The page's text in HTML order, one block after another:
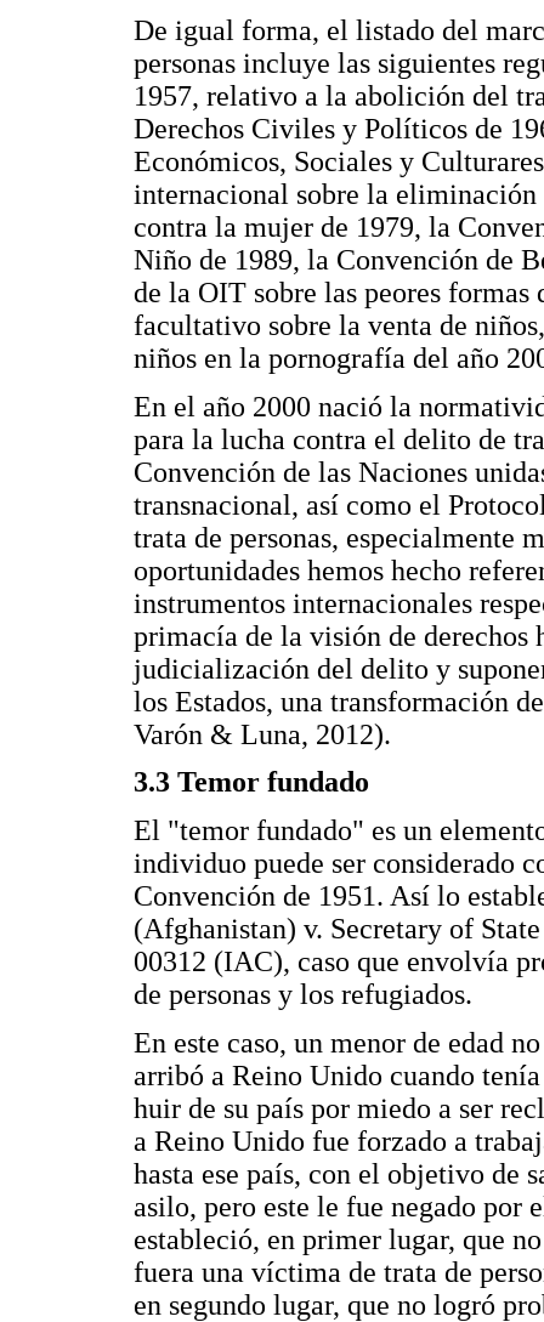
De igual forma, el listado del
personas incluye las siguientes
1957, relativo a la abolición del
Derechos Civiles y Políticos de
Económicos, Sociales y
internacional sobre la
contra la mujer de 1979, la
Niño de 1989, la Convención de
de la OIT sobre las peores
facultativo sobre la venta de
niños en la pornografía del año
En el año 2000 nació la
para la lucha contra el delito de
Convención de las Naciones
transnacional, así como el
trata de personas, especialmente
oportunidades hemos hecho
instrumentos internacionales
primacía de la visión de derechos
judicialización del delito y
los Estados, una transformación
Varón & Luna, 2012).
3.3 Temor fundado
El "temor fundado" es un
individuo puede ser considerado
Convención de 1951. Así lo
(Afghanistan) v. Secretary of
00312 (IAC), caso que envolvía
de personas y los refugiados.
En este caso, un menor de edad
arribó a Reino Unido cuando
huir de su país por miedo a ser
a Reino Unido fue forzado a
hasta ese país, con el objetivo de
asilo, pero este le fue negado
estableció, en primer lugar, que
fuera una víctima de trata de
en segundo lugar, que no logró